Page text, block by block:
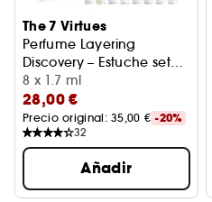
The 7 Virtues
Perfume Layering
Discovery – Estuche set
descubrimiento perfumes
superpuestos
8 x 1.7 ml
28,00 €
Precio original: 35,00 € -20%
32
Añadir